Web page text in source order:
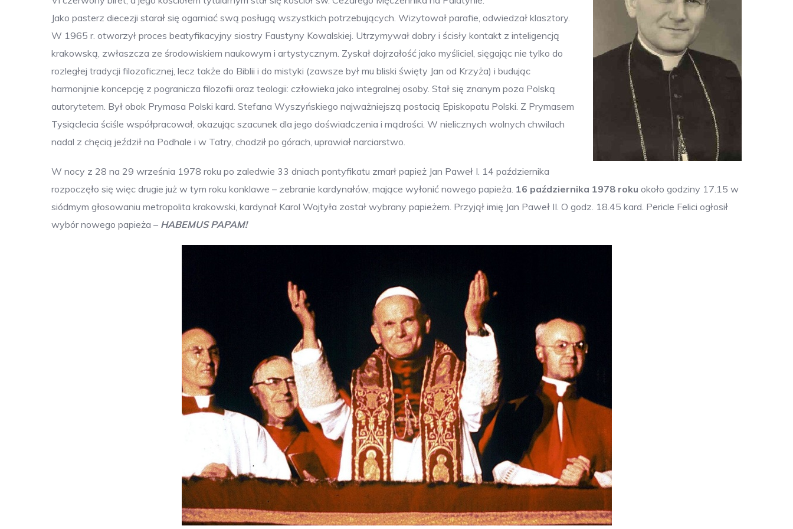
Jako pasterz diecezji starał się ogarniać swą posługą wszystkich potrzebujących. Wizytował parafie, odwiedzał klasztory.
W 1965 r. otworzył proces beatyfikacyjny siostry Faustyny Kowalskiej. Utrzymywał dobry i ścisły kontakt z inteligencją
krakowską, zwłaszcza ze środowiskiem naukowym i artystycznym. Zyskał dojrzałość jako myśliciel, sięgając nie tylko do
rozległej tradycji filozoficznej, lecz także do Biblii i do mistyki (zawsze był mu bliski święty Jan od Krzyża) i budując
harmonijnie koncepcję z pogranicza filozofii oraz teologii: człowieka jako integralnej osoby. Stał się znanym poza Polską
autorytetem. Był obok Prymasa Polski kard. Stefana Wyszyńskiego najważniejszą postacią Episkopatu Polski. Z Prymasem
Tysiąclecia ściśle współpracował, okazując szacunek dla jego doświadczenia i mądrości. W nielicznych wolnych chwilach
nadal z chęcią jeździł na Podhale i w Tatry, chodził po górach, uprawiał narciarstwo.
W nocy z 28 na 29 września 1978 roku po zaledwie 33 dniach pontyfikatu zmarł papież Jan Paweł I. 14 października
rozpoczęło się więc drugie już w tym roku konklawe – zebranie kardynałów, mające wyłonić nowego papieża. 16 października 1978 roku około godziny 17.15 w
siódmym głosowaniu metropolita krakowski, kardynał Karol Wojtyła został wybrany papieżem. Przyjął imię Jan Paweł II. O godz. 18.45 kard. Pericle Felici ogłosił
wybór nowego papieża – HABEMUS PAPAM!